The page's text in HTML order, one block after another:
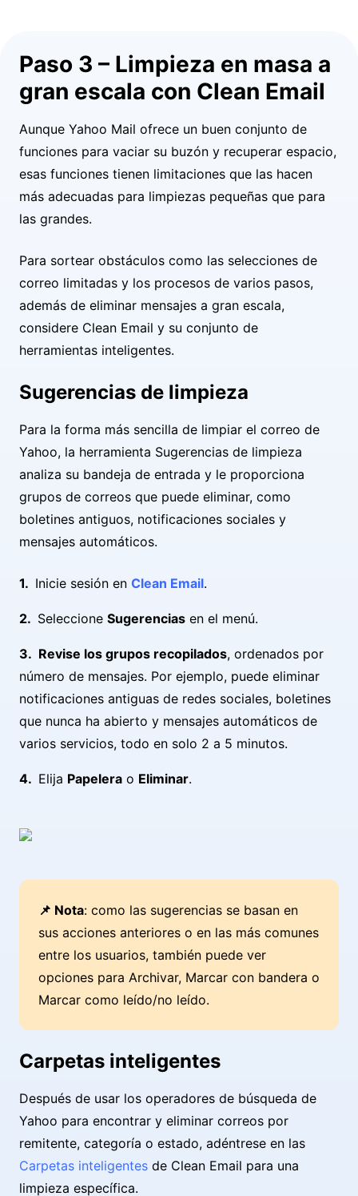
Paso 3 – Limpieza en masa a
gran escala con Clean Email
Aunque Yahoo Mail ofrece un buen conjunto de
funciones para vaciar su buzón y recuperar espacio,
esas funciones tienen limitaciones que las hacen
más adecuadas para limpiezas pequeñas que para
las grandes.
Para sortear obstáculos como las selecciones de
correo limitadas y los procesos de varios pasos,
además de eliminar mensajes a gran escala,
considere Clean Email y su conjunto de
herramientas inteligentes.
Sugerencias de limpieza
Para la forma más sencilla de limpiar el correo de
Yahoo, la herramienta Sugerencias de limpieza
analiza su bandeja de entrada y le proporciona
grupos de correos que puede eliminar, como
boletines antiguos, notificaciones sociales y
mensajes automáticos.
Inicie sesión en Clean Email.
Seleccione Sugerencias en el menú.
Revise los grupos recopilados, ordenados por
número de mensajes. Por ejemplo, puede eliminar
notificaciones antiguas de redes sociales, boletines
que nunca ha abierto y mensajes automáticos de
varios servicios, todo en solo 2 a 5 minutos.
Elija Papelera o Eliminar.
📌 Nota: como las sugerencias se basan en
sus acciones anteriores o en las más comunes
entre los usuarios, también puede ver
opciones para Archivar, Marcar con bandera o
Marcar como leído/no leído.
Carpetas inteligentes
Después de usar los operadores de búsqueda de
Yahoo para encontrar y eliminar correos por
remitente, categoría o estado, adéntrese en las
Carpetas inteligentes de Clean Email para una
limpieza específica.